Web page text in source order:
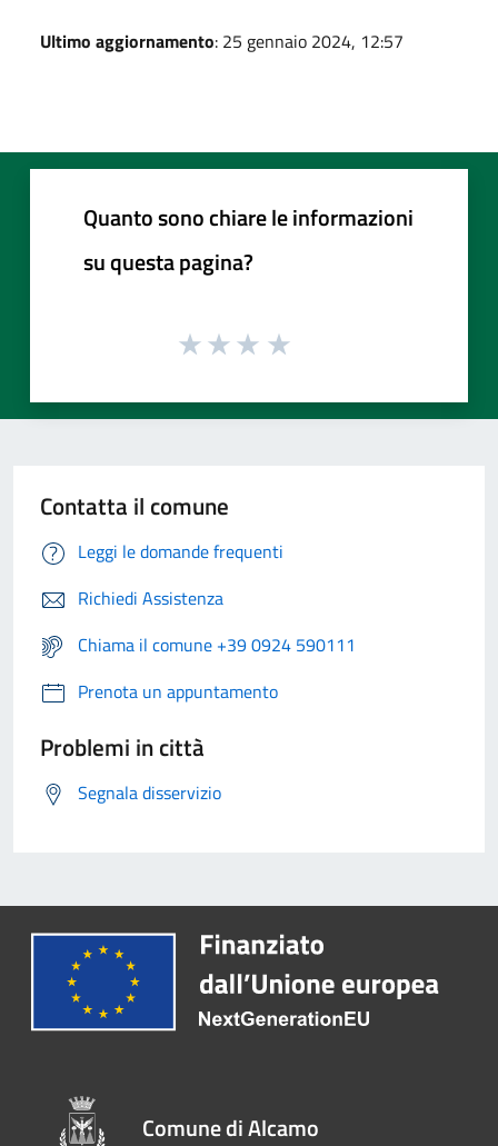
Ultimo aggiornamento: 25 gennaio 2024, 12:57
Quanto sono chiare le informazioni
su questa pagina?
Contatta il comune
Leggi le domande frequenti
Richiedi Assistenza
Chiama il comune +39 0924 590111
Prenota un appuntamento
Problemi in città
Segnala disservizio
Comune di Alcamo